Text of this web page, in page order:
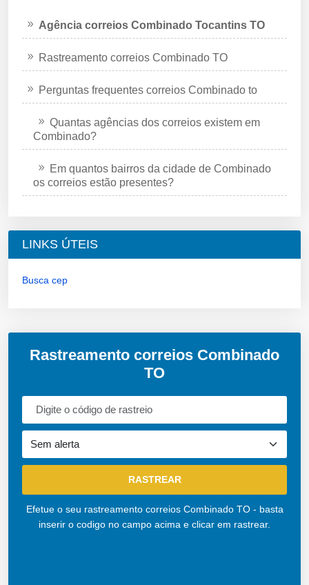
Agência correios Combinado Tocantins TO
Rastreamento correios Combinado TO
Perguntas frequentes correios Combinado to
Quantas agências dos correios existem em
Combinado?
Em quantos bairros da cidade de Combinado
os correios estão presentes?
LINKS ÚTEIS
Busca cep
Rastreamento correios Combinado
TO
Efetue o seu rastreamento correios Combinado TO - basta
inserir o codigo no campo acima e clicar em rastrear.